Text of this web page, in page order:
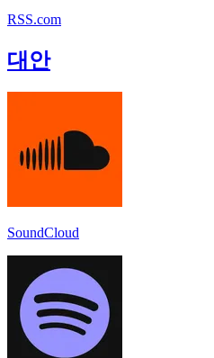
RSS.com
대안
SoundCloud